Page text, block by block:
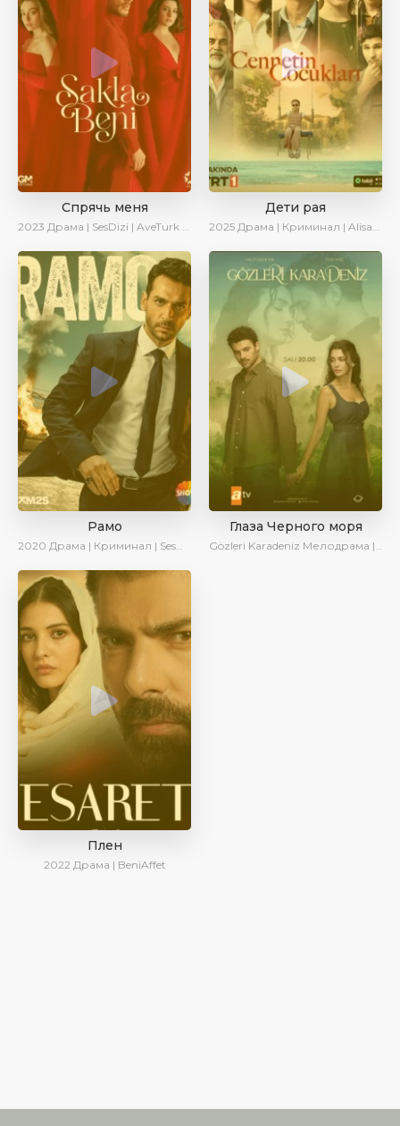
Спрячь меня
2023 Драма | SesDizi | AveTurk | AlisaDirilis | Сериалы 2023
Дети рая
2025 Драма | Криминал | AlisaDirilis | Новинки | Сериалы 2025
Рамо
2020 Драма | Криминал | SesDizi | Ирина Котова
Глаза Черного моря
Gözleri Karadeniz Мелодрама | Драма | Новинки | Сериалы 2025
Плен
2022 Драма | BeniAffet